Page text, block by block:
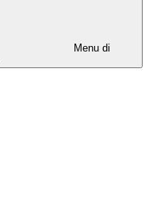
Menu di